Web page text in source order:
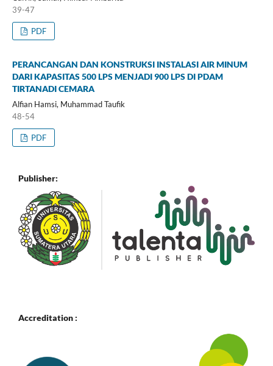
39-47
PDF
PERANCANGAN DAN KONSTRUKSI INSTALASI AIR MINUM
DARI KAPASITAS 500 LPS MENJADI 900 LPS DI PDAM
TIRTANADI CEMARA
Alfian Hamsi, Muhammad Taufik
48-54
PDF
Publisher:
Accreditation :